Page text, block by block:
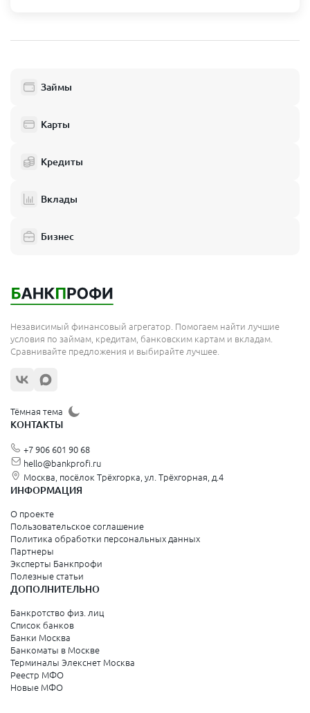
Балашиха
Одинцово
Электросталь
Реутов
Подольск
Королёв
Сергиев Посад
Орехово-Зуево
Щёлково
Видное
Зеленоград
Санкт-Петербург и Ленинградская область
Колпино
Санкт-Петербург
Краснодарский край
Армавир
Сочи
Займы
Карты
Кредиты
Вклады
Бизнес
Независимый финансовый агрегатор. Помогаем найти лучшие
условия по займам, кредитам, банковским картам и вкладам.
Сравнивайте предложения и выбирайте лучшее.
Тёмная тема
КОНТАКТЫ
+7 906 601 90 68
hello@bankprofi.ru
Москва, посёлок Трёхгорка, ул. Трёхгорная, д.4
ИНФОРМАЦИЯ
О проекте
Пользовательское соглашение
Политика обработки персональных данных
Партнеры
Эксперты Банкпрофи
Полезные статьи
ДОПОЛНИТЕЛЬНО
Банкротство физ. лиц
Список банков
Банки Москва
Банкоматы в Москве
Терминалы Элекснет Москва
Реестр МФО
Новые МФО